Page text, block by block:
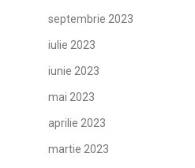
septembrie 2023
iulie 2023
iunie 2023
mai 2023
aprilie 2023
martie 2023